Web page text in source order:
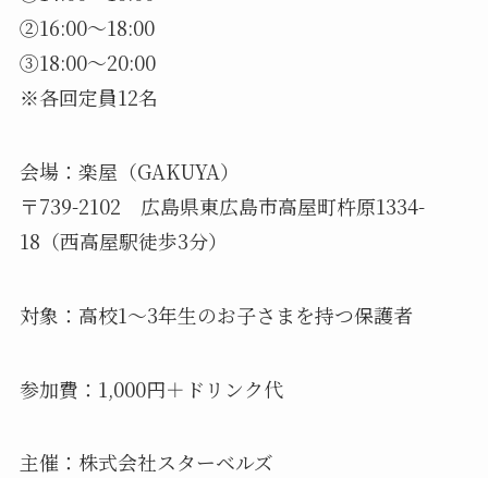
②16:00～18:00
③18:00～20:00
※各回定員12名
会場：楽屋（GAKUYA）
〒739-2102 広島県東広島市高屋町杵原1334-
18（西高屋駅徒歩3分）
対象：高校1～3年生のお子さまを持つ保護者
参加費：1,000円＋ドリンク代
主催：株式会社スターベルズ